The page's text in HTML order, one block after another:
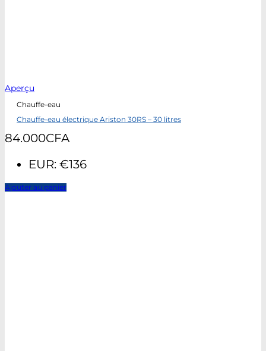
Aperçu
Chauffe-eau
Chauffe-eau électrique Ariston 30RS – 30 litres
84.000CFA
EUR: €136
Ajouter au panier